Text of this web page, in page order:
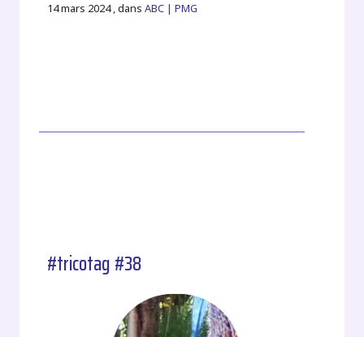
14 mars 2024 , dansABC | PMG
#tricotag #38